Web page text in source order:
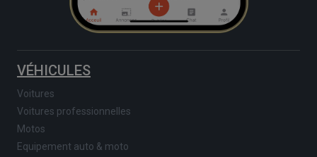
VÉHICULES
Voitures
Voitures professionnelles
Motos
Equipement auto & moto